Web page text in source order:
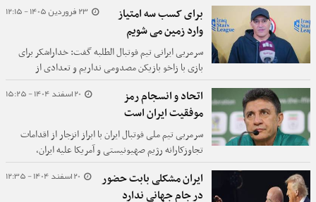
23 فروردین 1405 - 12:15
برای کسب سه امتیاز
وارد زمین می شویم
سرمربی ایرانی تیم فوتبال الطلبه گفت: خداراشکر برای
بازی با زاخو بازیکن مصدومی نداریم و تعدادی از
بازیکنان ملی پوش نیز به ما اضافه شده اند.
20 اسفند 1404 - 15:25
اتحاد و انسجام رمز
موفقیت ایران است
سرمربی تیم ملی فوتبال ایران با ابراز انزجار از اقدامات
تجاوزکارانه رژیم صهیونیستی و آمریکا علیه ایران،
«انسجام و اتحاد ملی» را رمز موفقیت در این جنگ
ناجوانمردانه دانست.
20 اسفند 1404 - 12:35
ایران مشکلی بابت حضور
در جام جهانی ندارد